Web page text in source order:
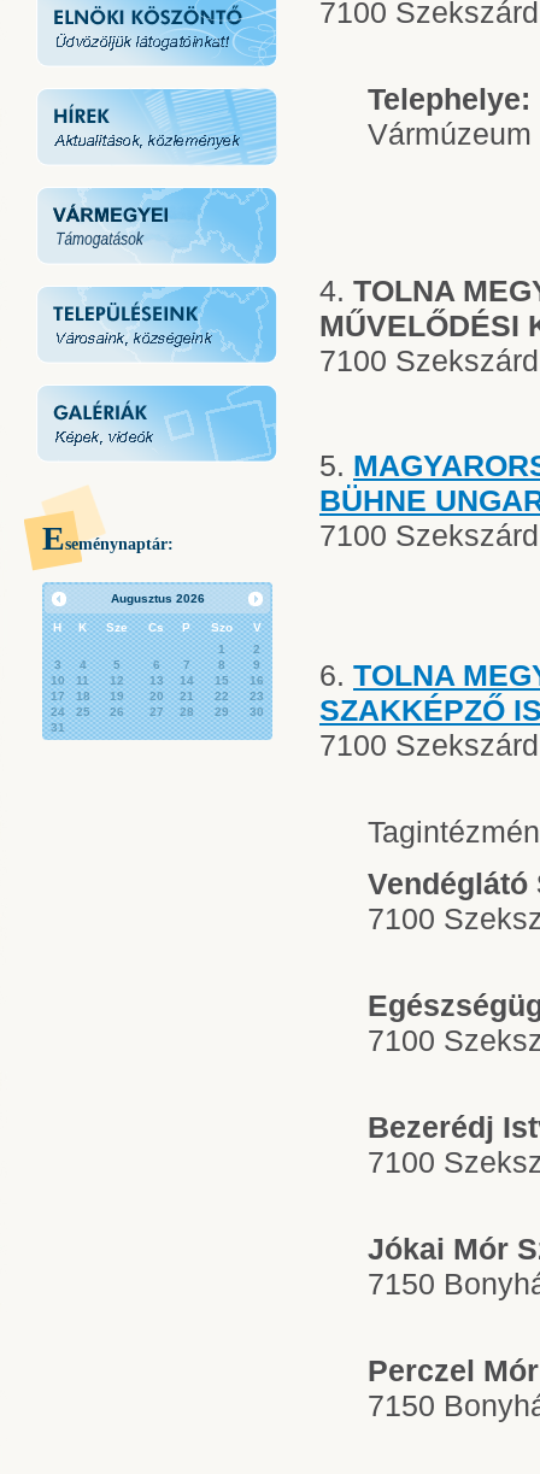
Eseménynaptár:
Augusztus 2026
H K Sze Cs P Szo
V
1
2
3
4 5 6 7 8
9
10
11 12 13 14 15
16
17
18 19 20 21 22
23
24
25 26 27 28 29
30
31
7100
Telephelye:
4. TOLNA
MŰVELŐDÉSI
7100
5.
BÜHNE
7100
6. TOLNA
SZAKKÉPZŐ
7100
Vendéglátó
7100
7100
Bezerédj
7100
Jókai Mór
7150
Perczel
7150